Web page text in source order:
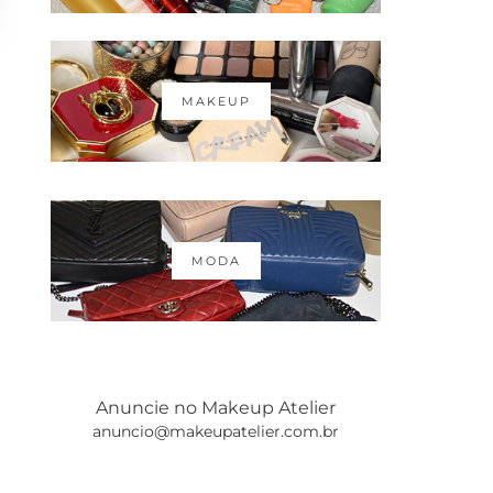
MAKEUP
MODA
Anuncie no Makeup Atelier
anuncio@makeupatelier.com.br